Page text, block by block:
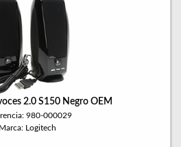
2.0 S150 Negro OEM
980-000029
Marca: Logitech